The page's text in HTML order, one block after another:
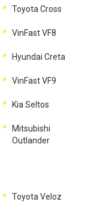
Toyota Cross
VinFast VF8
Hyundai Creta
VinFast VF9
Kia Seltos
Mitsubishi
Outlander
Toyota Veloz